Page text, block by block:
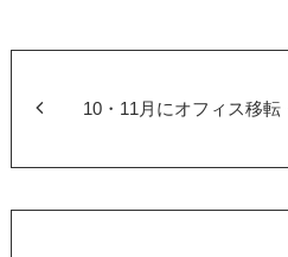
10・11月にオフィス移